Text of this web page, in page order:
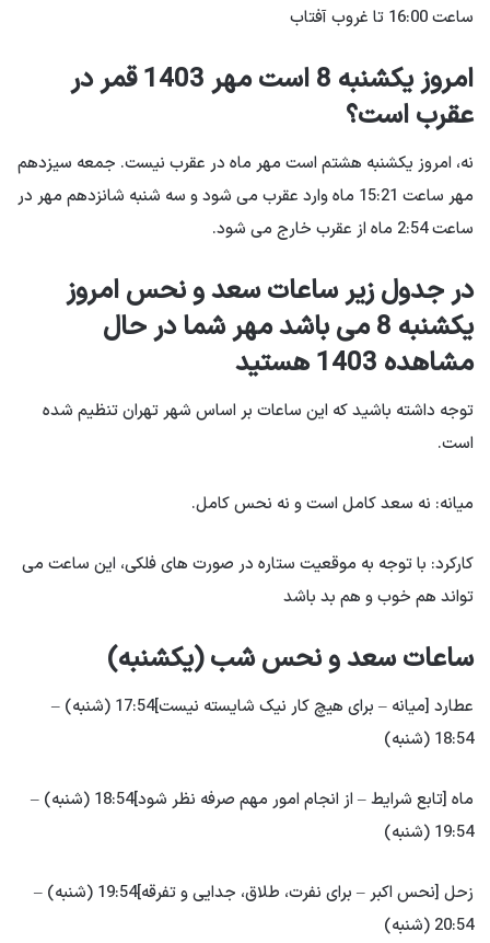
ساعت 16:00 تا غروب آفتاب
امروز یکشنبه 8 است مهر 1403 قمر در
عقرب است؟
نه، امروز یکشنبه هشتم است مهر ماه در عقرب نیست. جمعه سیزدهم
مهر ساعت 15:21 ماه وارد عقرب می شود و سه شنبه شانزدهم مهر در
ساعت 2:54 ماه از عقرب خارج می شود.
در جدول زیر ساعات سعد و نحس امروز
یکشنبه 8 می باشد مهر شما در حال
مشاهده 1403 هستید
توجه داشته باشید که این ساعات بر اساس شهر تهران تنظیم شده
است.
میانه: نه سعد کامل است و نه نحس کامل.
کارکرد: با توجه به موقعیت ستاره در صورت های فلکی، این ساعت می
تواند هم خوب و هم بد باشد
ساعات سعد و نحس شب (یکشنبه)
عطارد [میانه – برای هیچ کار نیک شایسته نیست]17:54 (شنبه) –
18:54 (شنبه)
ماه [تابع شرایط – از انجام امور مهم صرفه نظر شود]18:54 (شنبه) –
19:54 (شنبه)
زحل [نحس اکبر – برای نفرت، طلاق، جدایی و تفرقه]19:54 (شنبه) –
20:54 (شنبه)